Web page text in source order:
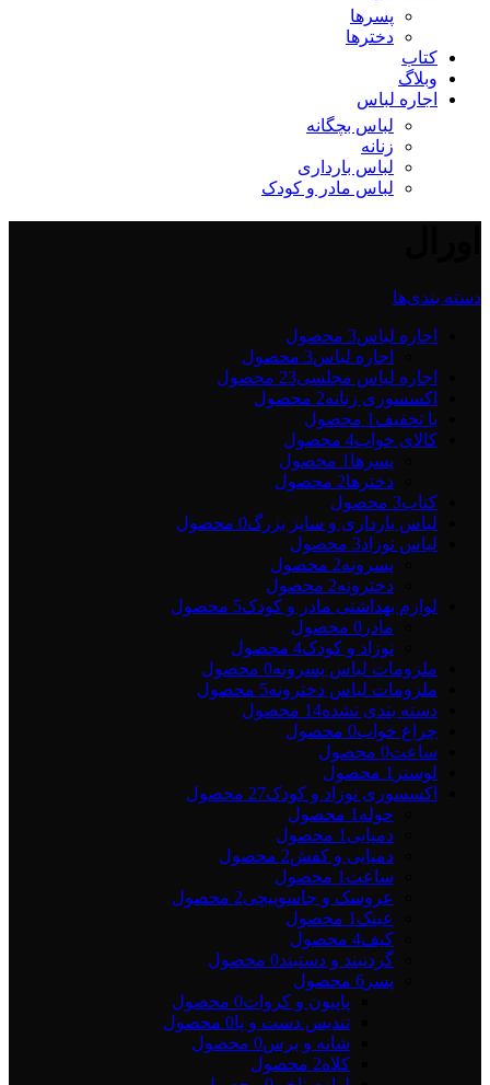
پسرها
دخترها
کتاب
وبلاگ
اجاره لباس
لباس بچگانه
زنانه
لباس بارداری
لباس مادر و کودک
دسته بندی‌ها
اجاره لباس3 محصول
اجاره لباس3 محصول
اجاره لباس مجلسی23 محصول
اکسسوری زنانه2 محصول
با تخفیف 1 محصول
کالای خواب4 محصول
پسرها 1 محصول
دخترها2 محصول
کتاب3 محصول
لباس بارداری و سایز بزرگ0 محصول
لباس نوزاد3 محصول
پسرونه2 محصول
دخترونه2 محصول
لوازم بهداشتی مادر و کودک5 محصول
مادر 0 محصول
نوزاد و کودک4 محصول
ملزومات لباس پسرونه0 محصول
ملزومات لباس دخترونه5 محصول
دسته بندی نشده14 محصول
چراغ خواب0 محصول
ساعت0 محصول
لوستر 1 محصول
اکسسوری نوزاد و کودک27 محصول
حوله 1 محصول
دمپایی 1 محصول
دمپایی و کفش2 محصول
ساعت 1 محصول
عروسک و جاسوییچی2 محصول
عینک 1 محصول
کیف4 محصول
گردنبند و دستبند0 محصول
پسر 6 محصول
پاپیون و کروات0 محصول
تندیس دست و پا0 محصول
شانه و برس0 محصول
کلاه2 محصول